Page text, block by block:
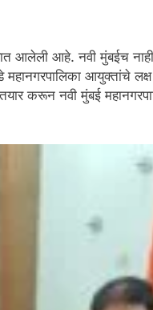
आलेली आहे. नवी मुंबईच
आयुक्तांचे
तयार करून नवी मुंबई